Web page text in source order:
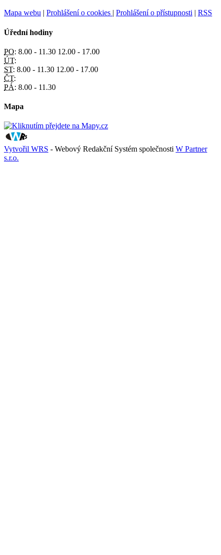
Mapa webu | Prohlášení o cookies | Prohlášení o přístupnosti | RSS
Úřední hodiny
PO: 8.00 - 11.30 12.00 - 17.00
ÚT:
ST: 8.00 - 11.30 12.00 - 17.00
ČT:
PÁ: 8.00 - 11.30
Mapa
Vytvořil WRS - Webový Redakční Systém společnosti W Partner
s.r.o.